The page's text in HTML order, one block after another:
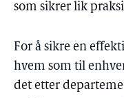
som sikrer lik
For å sikre en
hvem som til
det etter